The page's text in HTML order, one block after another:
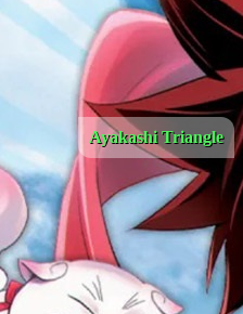
Ayakashi Triangle